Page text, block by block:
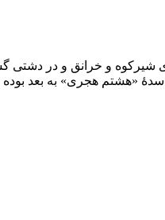
سدهٔ «هشتم هجری» به بعد